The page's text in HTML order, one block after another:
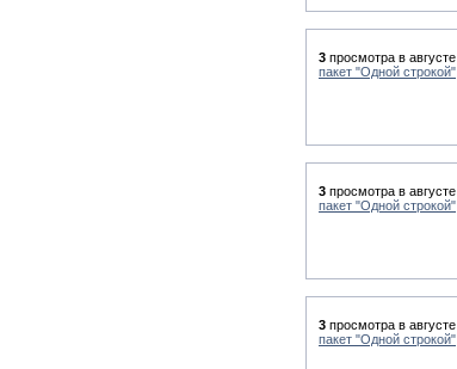
3 просмотра в августе
пакет "Одной строкой"
3 просмотра в августе
пакет "Одной строкой"
3 просмотра в августе
пакет "Одной строкой"